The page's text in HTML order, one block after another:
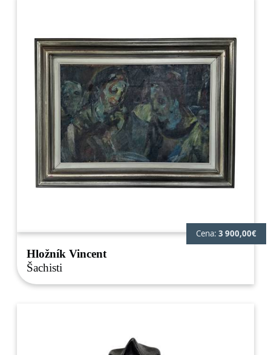
Cena: 3 900,00€
Hložník Vincent
Šachisti